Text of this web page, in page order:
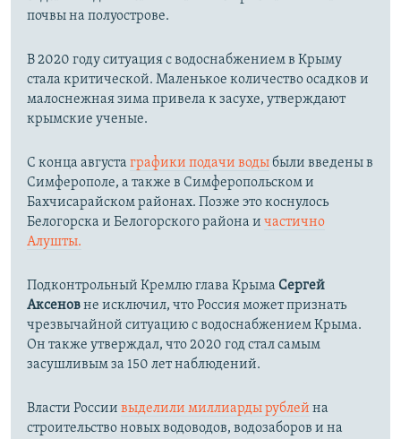
почвы на полуострове.
В 2020 году ситуация с водоснабжением в Крыму
стала критической. Маленькое количество осадков и
малоснежная зима привела к засухе, утверждают
крымские ученые.
С конца августа графики подачи водыбыли введены в
Симферополе, а также в Симферопольском и
Бахчисарайском районах. Позже это коснулось
Белогорска и Белогорского района и частично
Алушты.
Подконтрольный Кремлю глава Крыма Сергей
Аксеновне исключил, что Россия может признать
чрезвычайной ситуацию с водоснабжением Крыма.
Он также утверждал, что 2020 год стал самым
засушливым за 150 лет наблюдений.​
Власти России выделили миллиарды рублей на
строительство новых водоводов, водозаборов и на